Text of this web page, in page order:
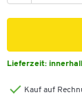
Lieferzeit:
Kauf auf